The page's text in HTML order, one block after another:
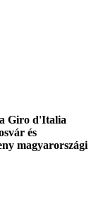
Giro d'Italia
és
magyarországi